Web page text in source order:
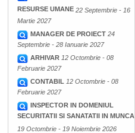
RESURSE UMANE 22 Septembrie - 16
Martie 2027
MANAGER DE PROIECT 24
Septembrie - 28 Ianuarie 2027
ARHIVAR 12 Octombrie - 08
Februarie 2027
CONTABIL 12 Octombrie - 08
Februarie 2027
INSPECTOR IN DOMENIUL
SECURITATII SI SANATATII IN MUNCA
19 Octombrie - 19 Noiembrie 2026